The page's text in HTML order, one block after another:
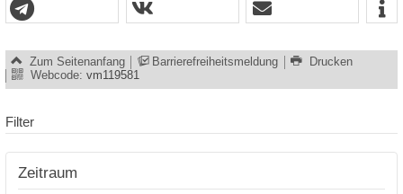
Zum Seitenanfang Barrierefreiheitsmeldung
Drucken
Webcode: vm119581
Filter
Zeitraum